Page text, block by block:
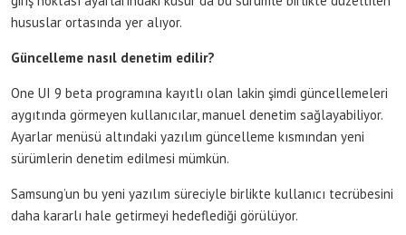
hususlar ortasında yer alıyor.
Güncelleme nasıl denetim edilir?
One UI 9 beta programına kayıtlı olan lakin şimdi güncellemeleri
aygıtında görmeyen kullanıcılar, manuel denetim sağlayabiliyor.
Ayarlar menüsü altındaki yazılım güncelleme kısmından yeni
sürümlerin denetim edilmesi mümkün.
Samsung’un bu yeni yazılım süreciyle birlikte kullanıcı tecrübesini
daha kararlı hale getirmeyi hedeflediği görülüyor.